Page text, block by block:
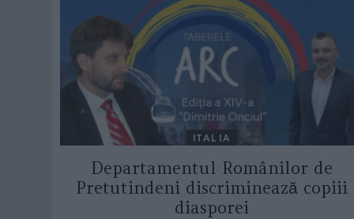
ITALIA
Departamentul Românilor de
Pretutindeni discriminează copiii
diasporei